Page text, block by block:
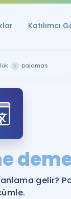
Katılımcı
YDS
YDS
pajamas
gelir?